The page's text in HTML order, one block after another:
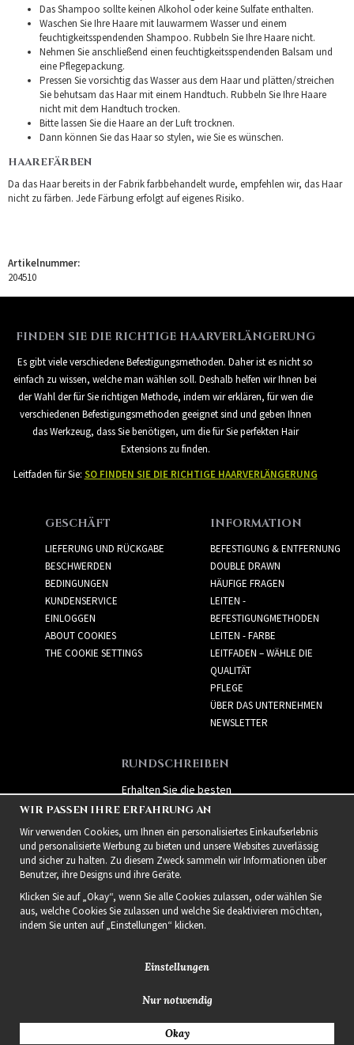
Das Shampoo sollte keinen Alkohol oder keine Sulfate enthalten.
Waschen Sie Ihre Haare mit lauwarmem Wasser und einem
feuchtigkeitsspendenden Shampoo. Rubbeln Sie Ihre Haare nicht.
Nehmen Sie anschließend einen feuchtigkeitsspendenden Balsam und
eine Pflegepackung.
Pressen Sie vorsichtig das Wasser aus dem Haar und plätten/streichen
Sie behutsam das Haar mit einem Handtuch. Rubbeln Sie Ihre Haare
nicht mit dem Handtuch trocken.
Bitte lassen Sie die Haare an der Luft trocknen.
Dann können Sie das Haar so stylen, wie Sie es wünschen.
HAAREFÄRBEN
Da das Haar bereits in der Fabrik farbbehandelt wurde, empfehlen wir, das Haar
nicht zu färben. Jede Färbung erfolgt auf eigenes Risiko.
Artikelnummer:
204510
FINDEN SIE DIE RICHTIGE HAARVERLÄNGERUNG
Es gibt viele verschiedene Befestigungsmethoden. Daher ist es nicht so
einfach zu wissen, welche man wählen soll. Deshalb helfen wir Ihnen bei
der Wahl der für Sie richtigen Methode, indem wir erklären, für wen die
verschiedenen Befestigungsmethoden geeignet sind und geben Ihnen
das Werkzeug, dass Sie benötigen, um die für Sie perfekten Hair
Extensions zu finden.
Leitfaden für Sie: SO FINDEN SIE DIE RICHTIGE HAARVERLÄNGERUNG
GESCHÄFT
LIEFERUNG UND RÜCKGABE
BESCHWERDEN
BEDINGUNGEN
KUNDENSERVICE
EINLOGGEN
ABOUT COOKIES
THE COOKIE SETTINGS
INFORMATION
BEFESTIGUNG & ENTFERNUNG
DOUBLE DRAWN
HÄUFIGE FRAGEN
LEITEN -
BEFESTIGUNGMETHODEN
LEITEN - FARBE
LEITFADEN – WÄHLE DIE
QUALITÄT
PFLEGE
ÜBER DAS UNTERNEHMEN
NEWSLETTER
RUNDSCHREIBEN
Erhalten Sie die besten
Angebote und spannende
neue Produkte!
2021 Delightful Hair
WIR PASSEN IHRE ERFAHRUNG AN
Wir verwenden Cookies, um Ihnen ein personalisiertes Einkaufserlebnis
und personalisierte Werbung zu bieten und unsere Websites zuverlässig
und sicher zu halten. Zu diesem Zweck sammeln wir Informationen über
Benutzer, ihre Designs und ihre Geräte.
Klicken Sie auf „Okay“, wenn Sie alle Cookies zulassen, oder wählen Sie
aus, welche Cookies Sie zulassen und welche Sie deaktivieren möchten,
indem Sie unten auf „Einstellungen“ klicken.
Einstellungen
Nur notwendig
Okay